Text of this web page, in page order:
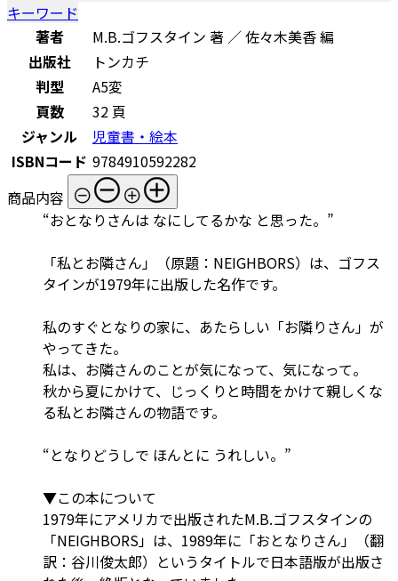
キーワード
著者
M.B.ゴフスタイン 著 ／ 佐々木美香 編
出版社
トンカチ
判型
A5変
頁数
32 頁
ジャンル
児童書・絵本
ISBNコード 9784910592282
商品内容
“おとなりさんは なにしてるかな と思った。”
「私とお隣さん」（原題：NEIGHBORS）は、ゴフス
タインが1979年に出版した名作です。
私のすぐとなりの家に、あたらしい「お隣りさん」が
やってきた。
私は、お隣さんのことが気になって、気になって。
秋から夏にかけて、じっくりと時間をかけて親しくな
る私とお隣さんの物語です。
“となりどうしで ほんとに うれしい。”
▼この本について
1979年にアメリカで出版されたM.B.ゴフスタインの
「NEIGHBORS」は、1989年に「おとなりさん」（翻
訳：谷川俊太郎）というタイトルで日本語版が出版さ